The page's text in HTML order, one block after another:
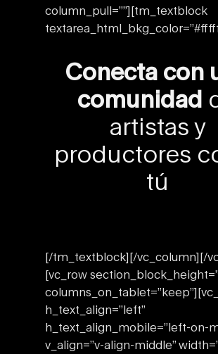
column_pull=””][tm_textblock
Conecta con
comunidad
artistas y
productores
tú
[/tm_textblock][/vc_column][/
[vc_row
h_text_align=”left”
h_text_align_mobile=”left-on-
v_align=”v-align-middle”